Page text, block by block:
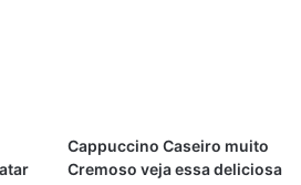
Cappuccino Caseiro muito
Cremoso veja essa deliciosa